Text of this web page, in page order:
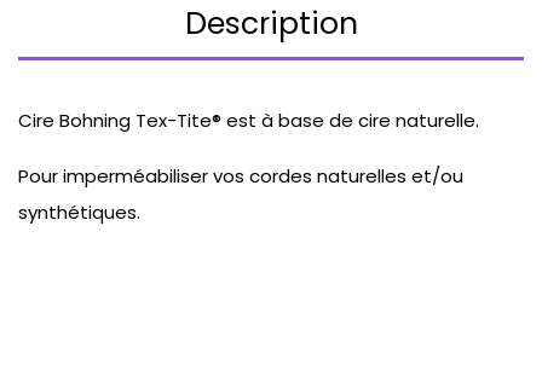
Description
Cire Bohning Tex-Tite® est à base de cire naturelle.
Pour imperméabiliser vos cordes naturelles et/ou
synthétiques.